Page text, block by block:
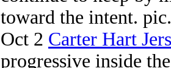
toward the intent.
Oct 2 Carter Hart
progressive inside